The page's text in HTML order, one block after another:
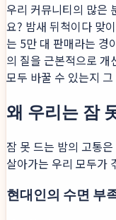
우리 커뮤니티의 많은
요? 밤새 뒤척이다 맞
는 5만 대 판매라는 경
의 질을 근본적으로 개
모두 바꿀 수 있는지
왜 우리는 잠
잠 못 드는 밤의 고통
살아가는 우리 모두가
현대인의 수면 부